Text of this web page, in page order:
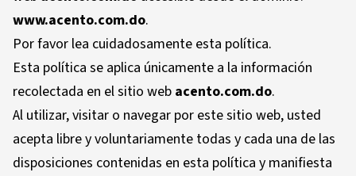
www.acento.com.do.
Por favor lea cuidadosamente esta política.
Esta política se aplica únicamente a la información
recolectada en el sitio web acento.com.do.
Al utilizar, visitar o navegar por este sitio web, usted
acepta libre y voluntariamente todas y cada una de las
disposiciones contenidas en esta política y manifiesta